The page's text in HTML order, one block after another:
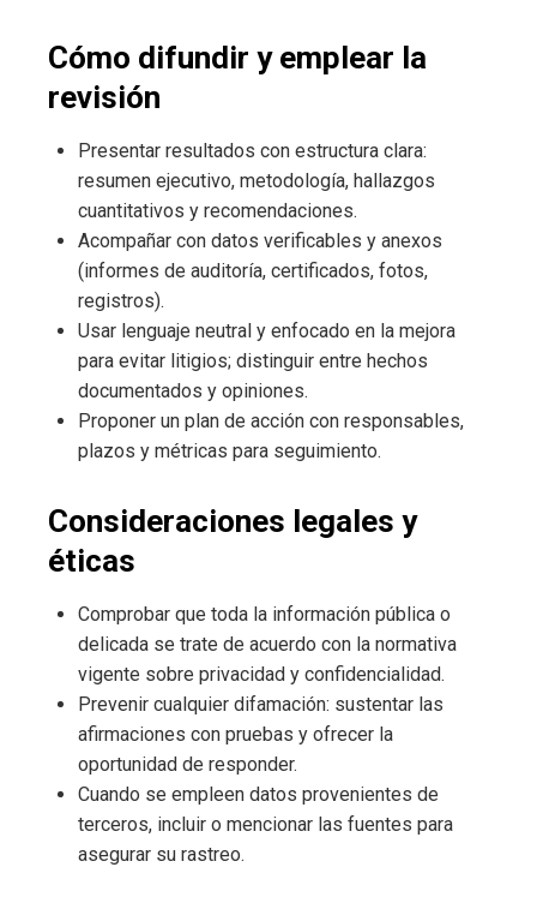
Cómo difundir y emplear la
revisión
Presentar resultados con estructura clara:
resumen ejecutivo, metodología, hallazgos
cuantitativos y recomendaciones.
Acompañar con datos verificables y anexos
(informes de auditoría, certificados, fotos,
registros).
Usar lenguaje neutral y enfocado en la mejora
para evitar litigios; distinguir entre hechos
documentados y opiniones.
Proponer un plan de acción con responsables,
plazos y métricas para seguimiento.
Consideraciones legales y
éticas
Comprobar que toda la información pública o
delicada se trate de acuerdo con la normativa
vigente sobre privacidad y confidencialidad.
Prevenir cualquier difamación: sustentar las
afirmaciones con pruebas y ofrecer la
oportunidad de responder.
Cuando se empleen datos provenientes de
terceros, incluir o mencionar las fuentes para
asegurar su rastreo.